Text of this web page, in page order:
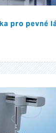
pro pevné